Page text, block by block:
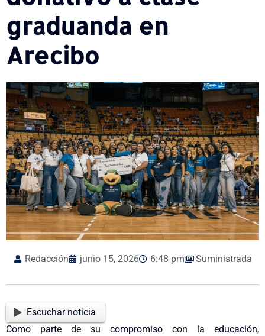
graduanda en
Arecibo
Redacción junio 15, 2026 6:48 pm Suministrada
Escuchar noticia
Como parte de su compromiso con la educación,